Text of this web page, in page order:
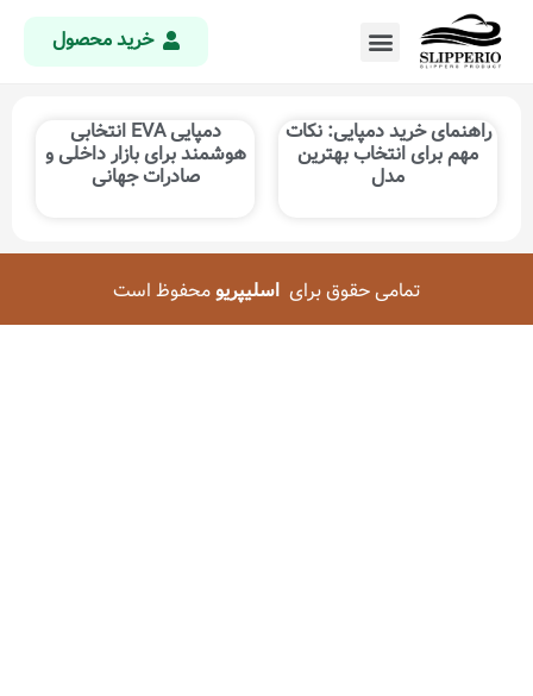
خرید محصول
راهنمای خرید دمپایی: نکات
مهم برای انتخاب بهترین
مدل
دمپایی EVA انتخابی
هوشمند برای بازار داخلی و
صادرات جهانی
تمامی حقوق برایاسلیپریومحفوظ است